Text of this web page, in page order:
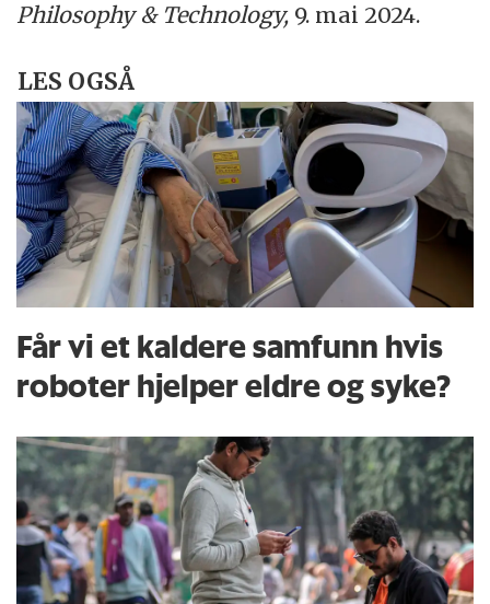
Philosophy & Technology, 9. mai 2024.
LES OGSÅ
Får vi et kaldere samfunn hvis
roboter hjelper eldre og syke?